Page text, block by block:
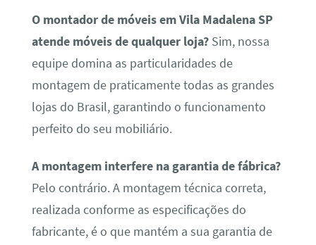
O montador de móveis em Vila Madalena SP
atende móveis de qualquer loja?Sim, nossa
equipe domina as particularidades de
montagem de praticamente todas as grandes
lojas do Brasil, garantindo o funcionamento
perfeito do seu mobiliário.
A montagem interfere na garantia de fábrica?
Pelo contrário. A montagem técnica correta,
realizada conforme as especificações do
fabricante, é o que mantém a sua garantia de